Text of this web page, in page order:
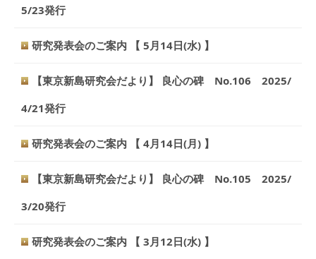
5/23発行
研究発表会のご案内 【 5月14日(水) 】
【東京新島研究会だより】 良心の碑 No.106 2025/
4/21発行
研究発表会のご案内 【 4月14日(月) 】
【東京新島研究会だより】 良心の碑 No.105 2025/
3/20発行
研究発表会のご案内 【 3月12日(水) 】